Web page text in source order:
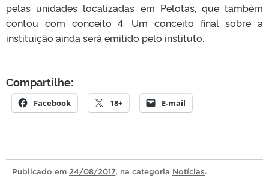
pelas unidades localizadas em Pelotas, que também
contou com conceito 4. Um conceito final sobre a
instituição ainda será emitido pelo instituto.
Compartilhe:
Facebook 18+ E-mail
Publicado em 24/08/2017, na categoria Notícias.